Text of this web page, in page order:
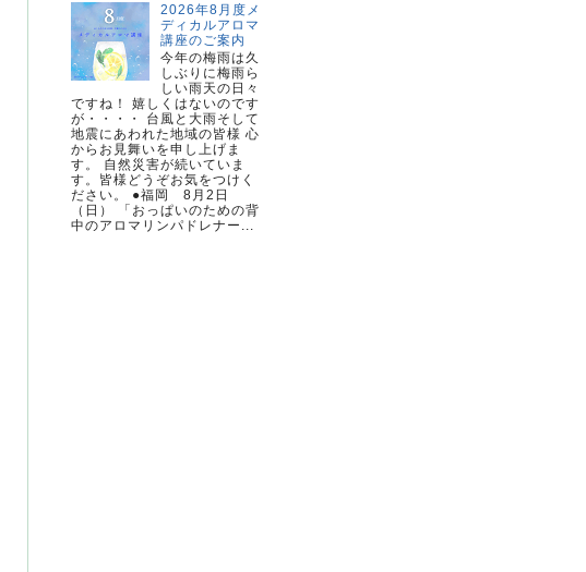
2026年8月度メ
ディカルアロマ
講座のご案内
今年の梅雨は久
しぶりに梅雨ら
しい雨天の日々
ですね！ 嬉しくはないのです
が・・・・ 台風と大雨そして
地震にあわれた地域の皆様 心
からお見舞いを申し上げま
す。 自然災害が続いていま
す。皆様どうぞお気をつけく
ださい。 ●福岡 8月2日
（日） 「おっぱいのための背
中のアロマリンパドレナー...